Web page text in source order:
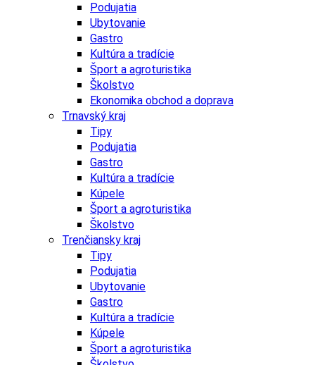
Podujatia
Ubytovanie
Gastro
Kultúra a tradície
Šport a agroturistika
Školstvo
Ekonomika obchod a doprava
Trnavský kraj
Tipy
Podujatia
Gastro
Kultúra a tradície
Kúpele
Šport a agroturistika
Školstvo
Trenčiansky kraj
Tipy
Podujatia
Ubytovanie
Gastro
Kultúra a tradície
Kúpele
Šport a agroturistika